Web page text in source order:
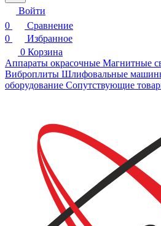
Войти
0
Сравнение
0
Избранное
0 Корзина
Аппараты окрасочные Магнитные
Виброплиты Шлифовальные
оборудование Сопутствующие